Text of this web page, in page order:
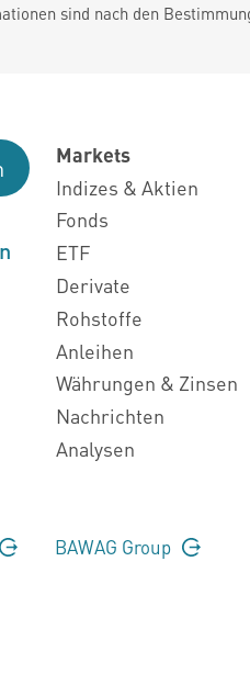
sind nach den
Markets
Indizes & Aktien
Fonds
ETF
Derivate
Rohstoffe
Anleihen
Währungen & Zinsen
Nachrichten
Analysen
BAWAG Group